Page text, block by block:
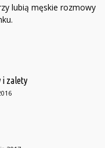
lubią męskie rozmowy
i zalety